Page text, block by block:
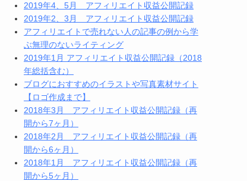
2019年4、5月 アフィリエイト収益公開記録
2019年2、3月 アフィリエイト収益公開記録
アフィリエイトで売れない人の記事の例から学
ぶ無理のないライティング
2019年1月 アフィリエイト収益公開記録（2018
年総括含む）
ブログにおすすめのイラストや写真素材サイト
【ロゴ作成まで】
2018年3月 アフィリエイト収益公開記録（再
開から7ヶ月）
2018年2月 アフィリエイト収益公開記録（再
開から6ヶ月）
2018年1月 アフィリエイト収益公開記録（再
開から5ヶ月）